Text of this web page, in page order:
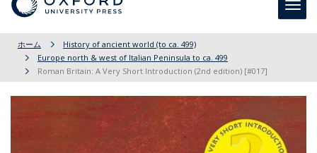
ホーム
History of ancient world (to ca. 499)
Europe north & west of Italian Peninsula to ca. 499
Roman Britain: A Very Short Introduction (2nd edition) [#017]